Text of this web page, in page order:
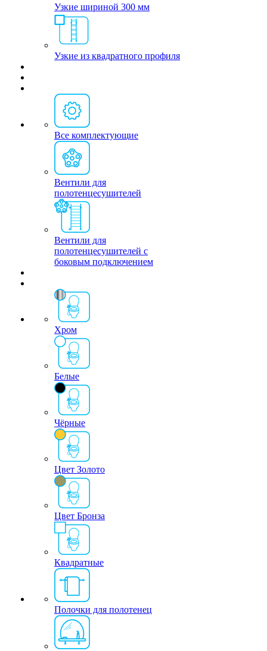
Узкие шириной 300 мм
Узкие из квадратного профиля
Все комплектующие
Вентили для
полотенцесушителей
Вентили для
полотенцесушителей с
боковым подключением
Хром
Белые
Чёрные
Цвет Золото
Цвет Бронза
Квадратные
Полочки для полотенец